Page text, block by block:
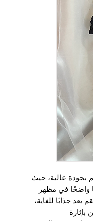
عالية، حيث
واضحًا في مظهر
جذابًا للغاية،